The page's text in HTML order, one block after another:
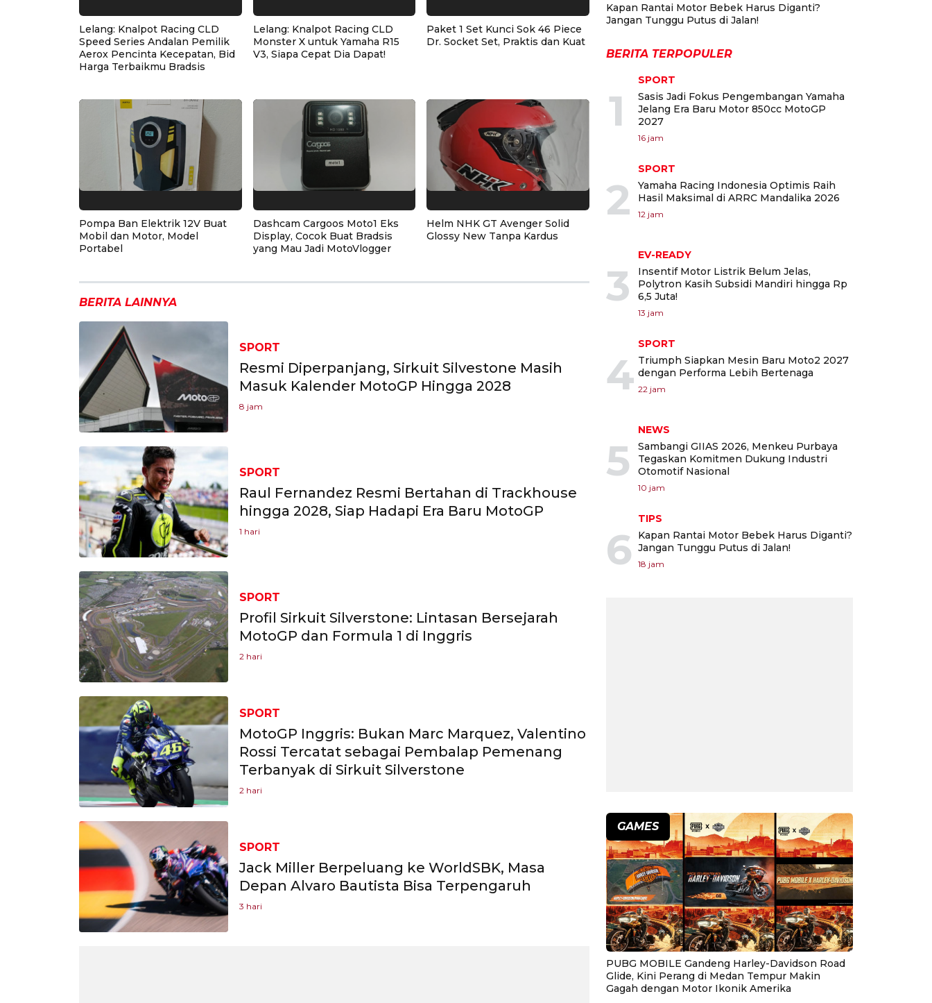
Lelang: Knalpot Racing CLD
Speed Series Andalan Pemilik
Aerox Pencinta Kecepatan, Bid
Harga Terbaikmu Bradsis
Lelang: Knalpot Racing CLD
Monster X untuk Yamaha R15
V3, Siapa Cepat Dia Dapat!
Paket 1 Set Kunci Sok 46 Piece
Dr. Socket Set, Praktis dan Kuat
Pompa Ban Elektrik 12V Buat
Mobil dan Motor, Model
Portabel
Dashcam Cargoos Moto1 Eks
Display, Cocok Buat Bradsis
yang Mau Jadi MotoVlogger
Helm NHK GT Avenger Solid
Glossy New Tanpa Kardus
BERITA LAINNYA
SPORT
Resmi Diperpanjang, Sirkuit Silvestone Masih
Masuk Kalender MotoGP Hingga 2028
8 jam
SPORT
Raul Fernandez Resmi Bertahan di Trackhouse
hingga 2028, Siap Hadapi Era Baru MotoGP
1 hari
SPORT
Profil Sirkuit Silverstone: Lintasan Bersejarah
MotoGP dan Formula 1 di Inggris
2 hari
SPORT
MotoGP Inggris: Bukan Marc Marquez, Valentino
Rossi Tercatat sebagai Pembalap Pemenang
Terbanyak di Sirkuit Silverstone
2 hari
SPORT
Jack Miller Berpeluang ke WorldSBK, Masa
Depan Alvaro Bautista Bisa Terpengaruh
3 hari
Kapan Rantai Motor Bebek Harus Diganti?
Jangan Tunggu Putus di Jalan!
BERITA TERPOPULER
1
SPORT
Sasis Jadi Fokus Pengembangan Yamaha
Jelang Era Baru Motor 850cc MotoGP
2027
16 jam
2
SPORT
Yamaha Racing Indonesia Optimis Raih
Hasil Maksimal di ARRC Mandalika 2026
12 jam
3
EV-READY
Insentif Motor Listrik Belum Jelas,
Polytron Kasih Subsidi Mandiri hingga Rp
6,5 Juta!
13 jam
4
SPORT
Triumph Siapkan Mesin Baru Moto2 2027
dengan Performa Lebih Bertenaga
22 jam
5
NEWS
Sambangi GIIAS 2026, Menkeu Purbaya
Tegaskan Komitmen Dukung Industri
Otomotif Nasional
10 jam
6
TIPS
Kapan Rantai Motor Bebek Harus Diganti?
Jangan Tunggu Putus di Jalan!
18 jam
GAMES
PUBG MOBILE Gandeng Harley-Davidson Road
Glide, Kini Perang di Medan Tempur Makin
Gagah dengan Motor Ikonik Amerika